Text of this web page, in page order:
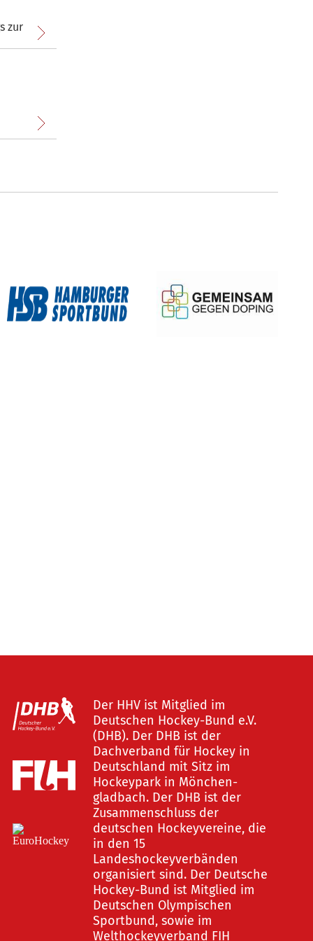
zur
Der HHV ist Mitglied im
Deutschen Hockey-Bund e.V.
(DHB). Der DHB ist der
Dachverband für Hockey in
Deutschland mit Sitz im
Hockeypark in Mönchen-
gladbach. Der DHB ist der
Zusammenschluss der
deutschen Hockeyvereine, die
in den 15
Landeshockeyverbänden
organisiert sind. Der Deutsche
Hockey-Bund ist Mitglied im
Deutschen Olympischen
Sportbund, sowie im
Welthockeyverband FIH